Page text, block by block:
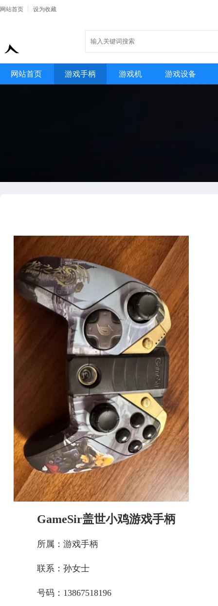
网站首页 设为收藏
网站首页 游戏手柄 游戏机 游戏设备
GameSir盖世小鸡游戏手柄
所属：游戏手柄
联系：孙女士
号码：13867518196